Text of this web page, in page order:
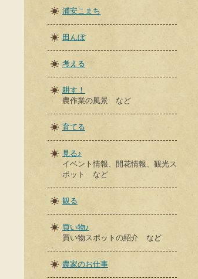
浦安こまち
田んぼ
考える
耕す！
農作業の風景 など
育てる
見る♪
イベント情報、開花情報、観光ス
ポット など
観る
買い物♪
買い物スポットの紹介 など
農家のお仕事